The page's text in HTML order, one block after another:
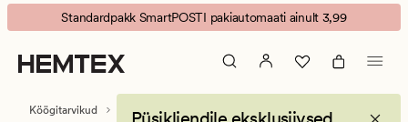
Acacia
köögitangid
naturaalne
toon
Animated
banner.
Press
ESCAPE
Standardpakk SmartPOSTI pakiautomaati ainult 3,99
Köögitarvikud Söögiriistad & köögitarvikud